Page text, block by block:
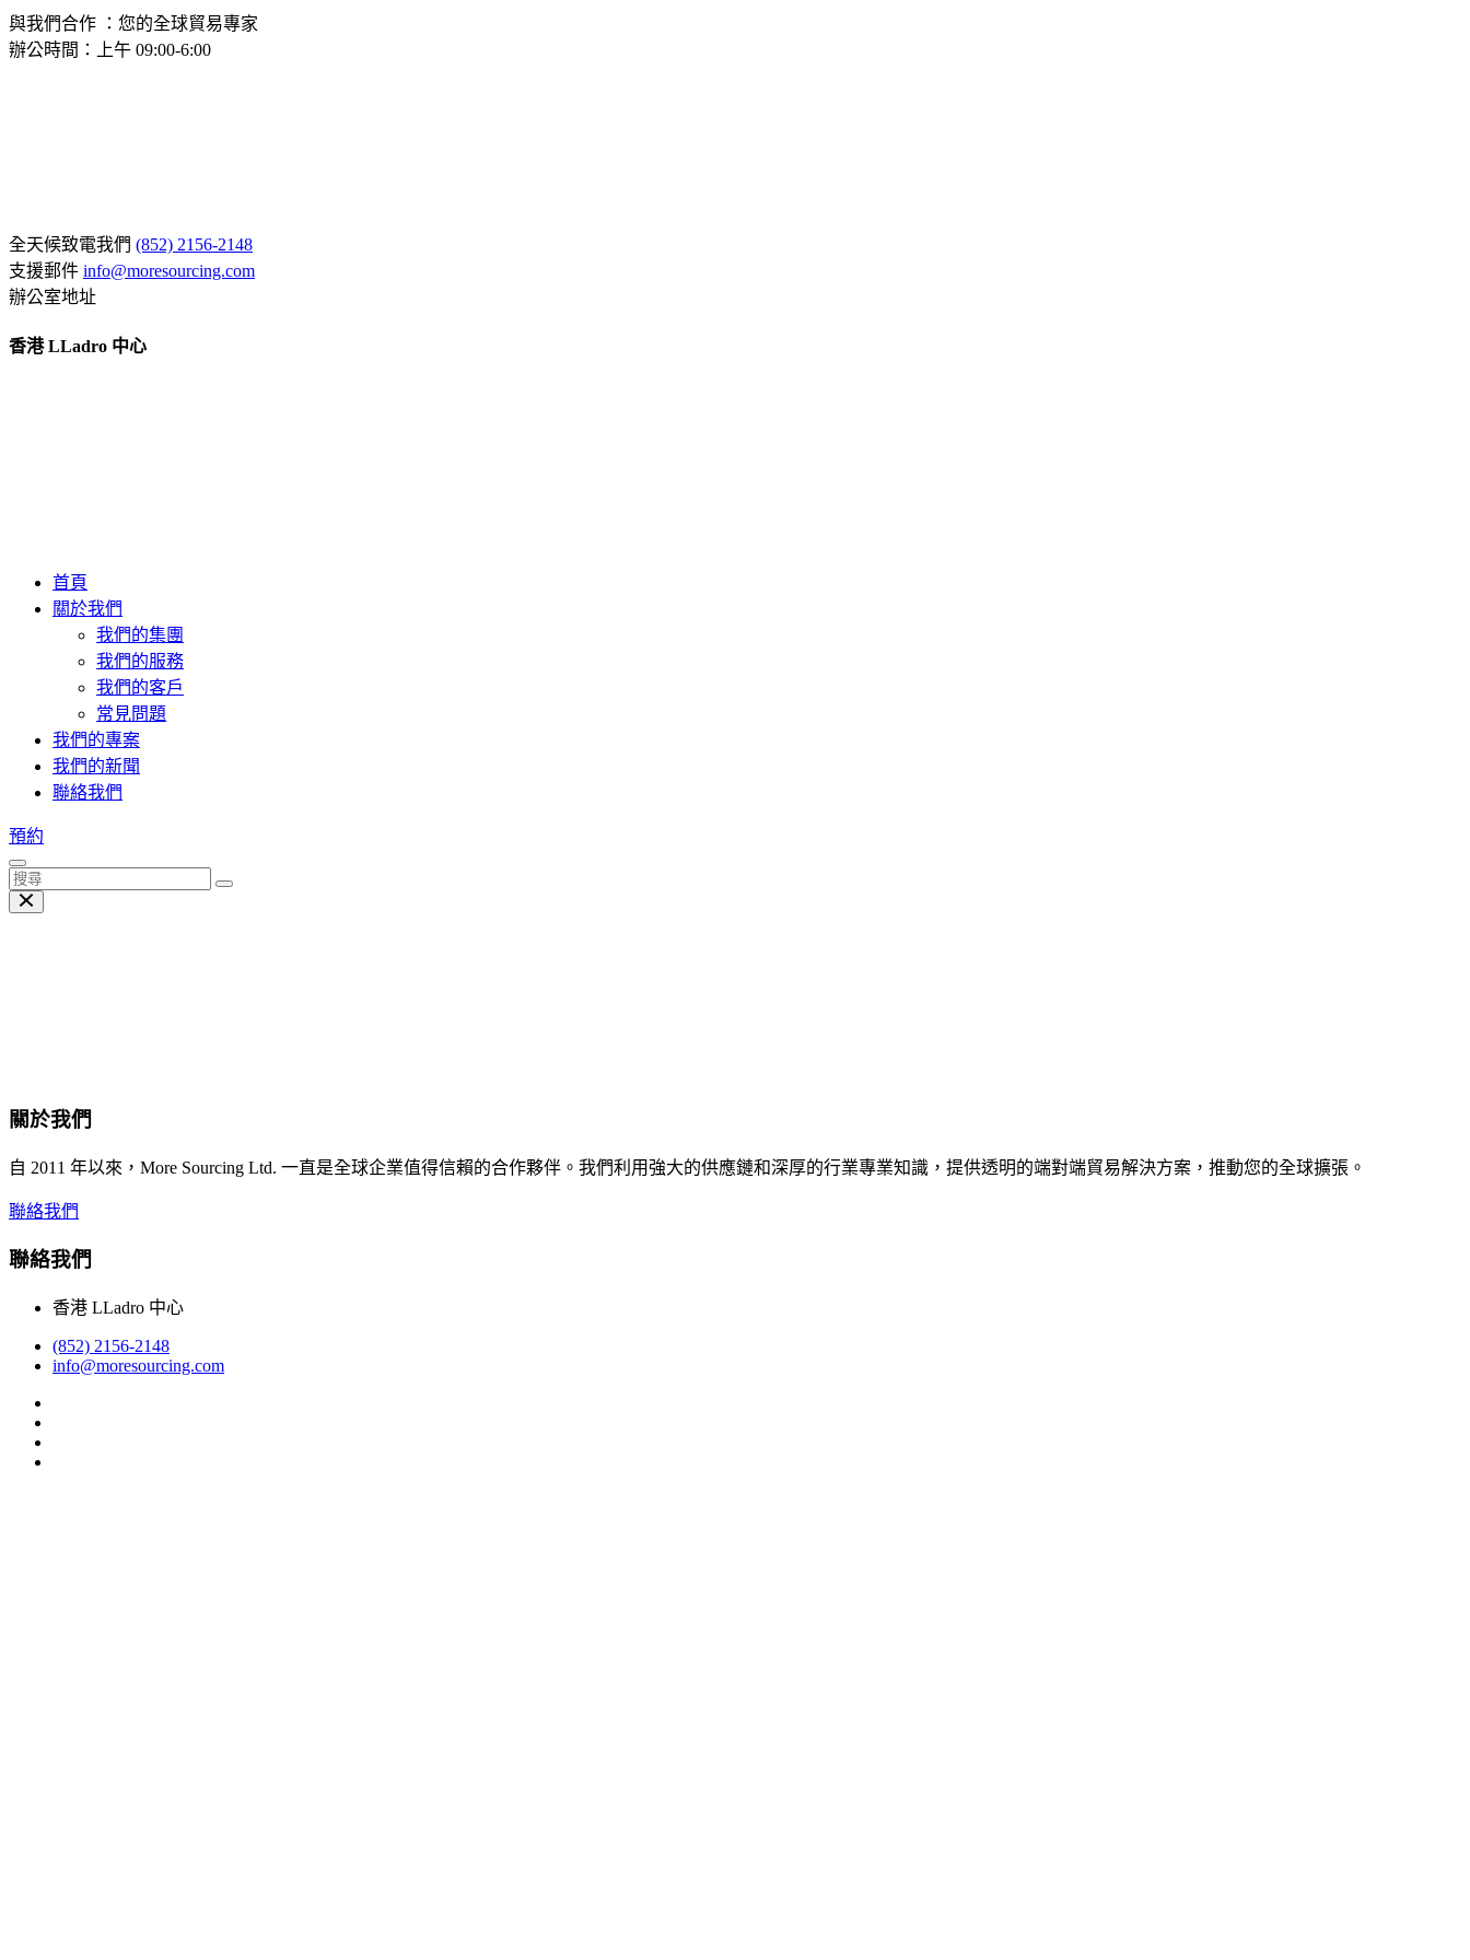
與我們合作 ：您的全球貿易專家
辦公時間：上午 09:00-6:00
全天候致電我們 (852) 2156-2148
支援郵件 info@moresourcing.com
辦公室地址
香港 LLadro 中心
首頁
關於我們
我們的集團
我們的服務
我們的客戶
常見問題
我們的專案
我們的新聞
聯絡我們
預約
關於我們
自 2011 年以來，More Sourcing Ltd. 一直是全球企業值得信賴的合作夥伴。我們利用強大的供應鏈和深厚的行業專業知識，提供透明的端對端貿易解決方案，推動您的全球擴張。
聯絡我們
聯絡我們
香港 LLadro 中心
(852) 2156-2148
info@moresourcing.com